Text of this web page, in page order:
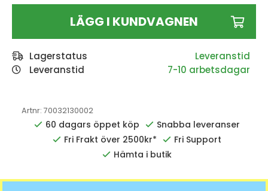
LÄGG I KUNDVAGNEN
Lagerstatus
Leveranstid
7-10 arbetsdagar
Artnr: 70032130002
60 dagars öppet köp
Snabba leveranser
Fri Frakt över 2500kr*
Fri Support
Hämta i butik